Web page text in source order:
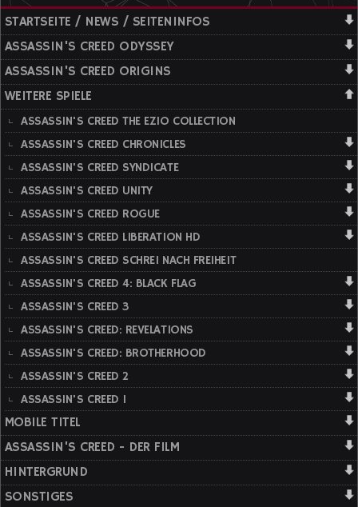
STARTSEITE / NEWS / SEITENINFOS
ASSASSIN'S CREED ODYSSEY
ASSASSIN'S CREED ORIGINS
WEITERE SPIELE
ASSASSIN'S CREED THE EZIO COLLECTION
ASSASSIN'S CREED CHRONICLES
ASSASSIN'S CREED SYNDICATE
ASSASSIN'S CREED UNITY
ASSASSIN'S CREED ROGUE
ASSASSIN'S CREED LIBERATION HD
ASSASSIN'S CREED SCHREI NACH FREIHEIT
ASSASSIN'S CREED 4: BLACK FLAG
ASSASSIN'S CREED 3
ASSASSIN'S CREED: REVELATIONS
ASSASSIN'S CREED: BROTHERHOOD
ASSASSIN'S CREED 2
ASSASSIN'S CREED 1
MOBILE TITEL
ASSASSIN'S CREED - DER FILM
HINTERGRUND
SONSTIGES